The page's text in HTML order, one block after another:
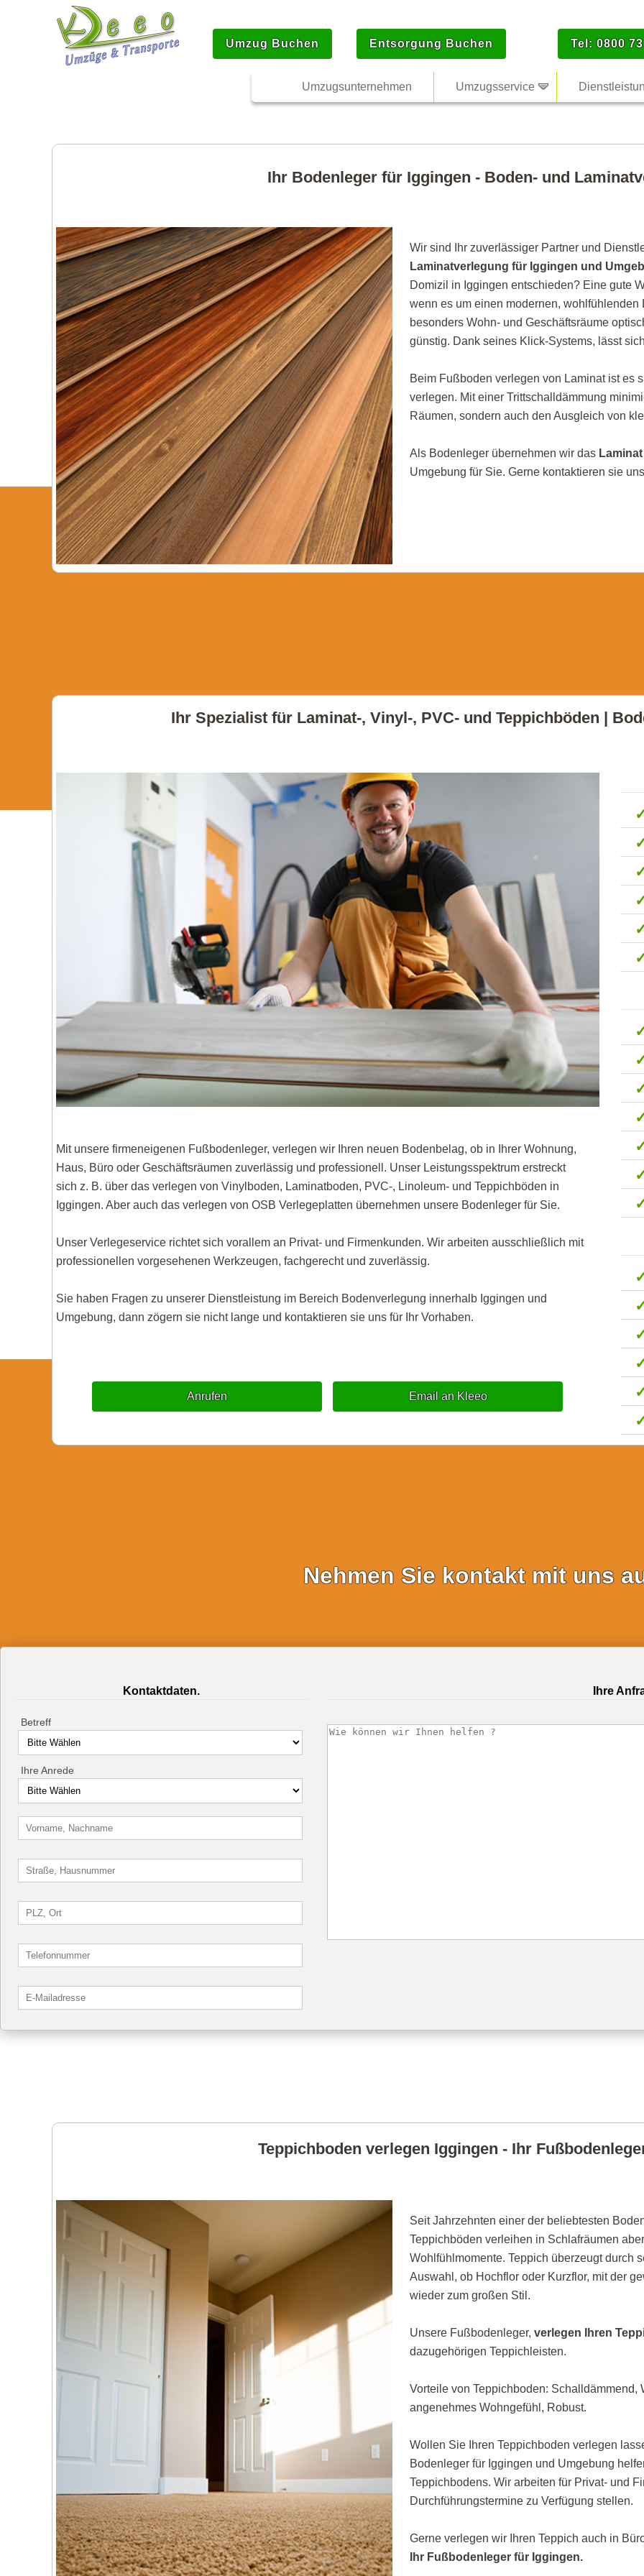
Umzug Buchen Entsorgung Buchen Tel: 0800
Umzugsunternehmen Umzugsservice
Ihr Bodenleger für Iggingen - Boden- und
Wir sind Ihr zuverlässiger Partner und
Laminatverlegung für Iggingen und
Domizil in Iggingen entschieden? Eine gute
wenn es um einen modernen,
besonders Wohn- und Geschäftsräume
günstig. Dank seines Klick-Systems, lässt
Beim Fußboden verlegen von Laminat ist es
verlegen. Mit einer Trittschalldämmung
Räumen, sondern auch den Ausgleich von
Als Bodenleger übernehmen wir das
Umgebung für Sie. Gerne kontaktieren sie
Ihr Spezialist für Laminat-, Vinyl-, PVC- und Teppichböden |
Mit unsere firmeneigenen Fußbodenleger, verlegen wir Ihren neuen Bodenbelag, ob in Ihrer Wohnung,
Haus, Büro oder Geschäftsräumen zuverlässig und professionell. Unser Leistungsspektrum erstreckt
sich z. B. über das verlegen von Vinylboden, Laminatboden, PVC-, Linoleum- und Teppichböden in
Iggingen. Aber auch das verlegen von OSB Verlegeplatten übernehmen unsere Bodenleger für Sie.
Unser Verlegeservice richtet sich vorallem an Privat- und Firmenkunden. Wir arbeiten ausschließlich mit
professionellen vorgesehenen Werkzeugen, fachgerecht und zuverlässig.
Sie haben Fragen zu unserer Dienstleistung im Bereich Bodenverlegung innerhalb Iggingen und
Umgebung, dann zögern sie nicht lange und kontaktieren sie uns für Ihr Vorhaben.
Anrufen Email an Kleeo
Nehmen Sie kontakt mit uns
Kontaktdaten.
Betreff
Ihre Anrede
Ihre
Teppichboden verlegen Iggingen - Ihr
Seit Jahrzehnten einer der beliebtesten
Teppichböden verleihen in Schlafräumen
Wohlfühlmomente. Teppich überzeugt durch
Auswahl, ob Hochflor oder Kurzflor, mit der
wieder zum großen Stil.
Unsere Fußbodenleger,verlegen Ihren
dazugehörigen Teppichleisten.
Vorteile von Teppichboden:
angenehmes Wohngefühl, Robust.
Wollen Sie Ihren Teppichboden verlegen
Bodenleger für Iggingen und Umgebung
Teppichbodens. Wir arbeiten für Privat- und
Durchführungstermine zu Verfügung stellen.
Gerne verlegen wir Ihren Teppich auch in
Ihr Fußbodenleger für Iggingen.